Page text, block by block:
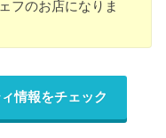
フのお店になりま
情報をチェック